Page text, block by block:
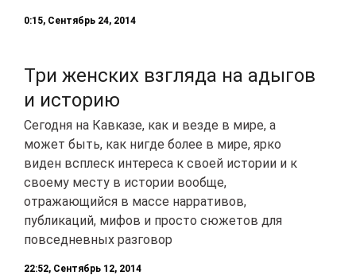
0:15, Сентябрь 24, 2014
Три женских взгляда на адыгов
и историю
Сегодня на Кавказе, как и везде в мире, а
может быть, как нигде более в мире, ярко
виден всплеск интереса к своей истории и к
своему месту в истории вообще,
отражающийся в массе нарративов,
публикаций, мифов и просто сюжетов для
повседневных разговор
22:52, Сентябрь 12, 2014